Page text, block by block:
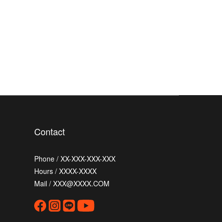
Contact
Phone / XX-XXX-XXX-XXX
Hours / XXXX-XXXX
Mail / XXX@XXXX.COM